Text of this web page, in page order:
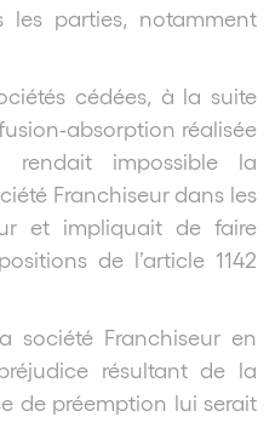
les parties, notamment
cédées, à la suite
absorption réalisée
impossible la
Franchiseur dans les
et impliquait de faire
de l’article 1142
société Franchiseur en
résultant de la
de préemption lui serait